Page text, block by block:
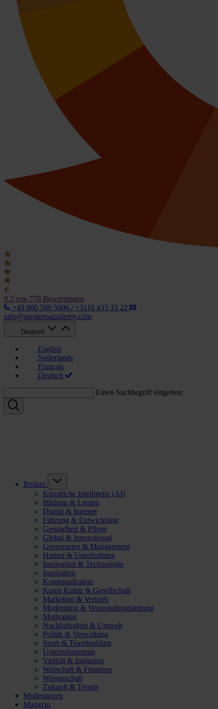
9.2 von 770 Bewertungen
+49 800 589 5006 / +3110 433 33 22
info@speakersacademy.com
Deutsch
English
Nederlands
Français
Deutsch
Einen Suchbegriff eingeben:
Redner
Künstliche Intelligenz (AI)
Bildung & Lernen
Digital & Internet
Führung & Entwicklung
Gesundheit & Pflege
Global & International
Governance & Management
Humor & Unterhaltung
Innovation & Technologie
Inspiration
Kommunikation
Kunst Kultur & Gesellschaft
Marketing & Vertrieb
Moderation & Veranstaltungsleitung
Motivation
Nachhaltigkeit & Umwelt
Politik & Verwaltung
Sport & Teambuilding
Unternehmertum
Vielfalt & Inklusion
Wirtschaft & Finanzen
Wissenschaft
Zukunft & Trends
Moderatoren
Magazin